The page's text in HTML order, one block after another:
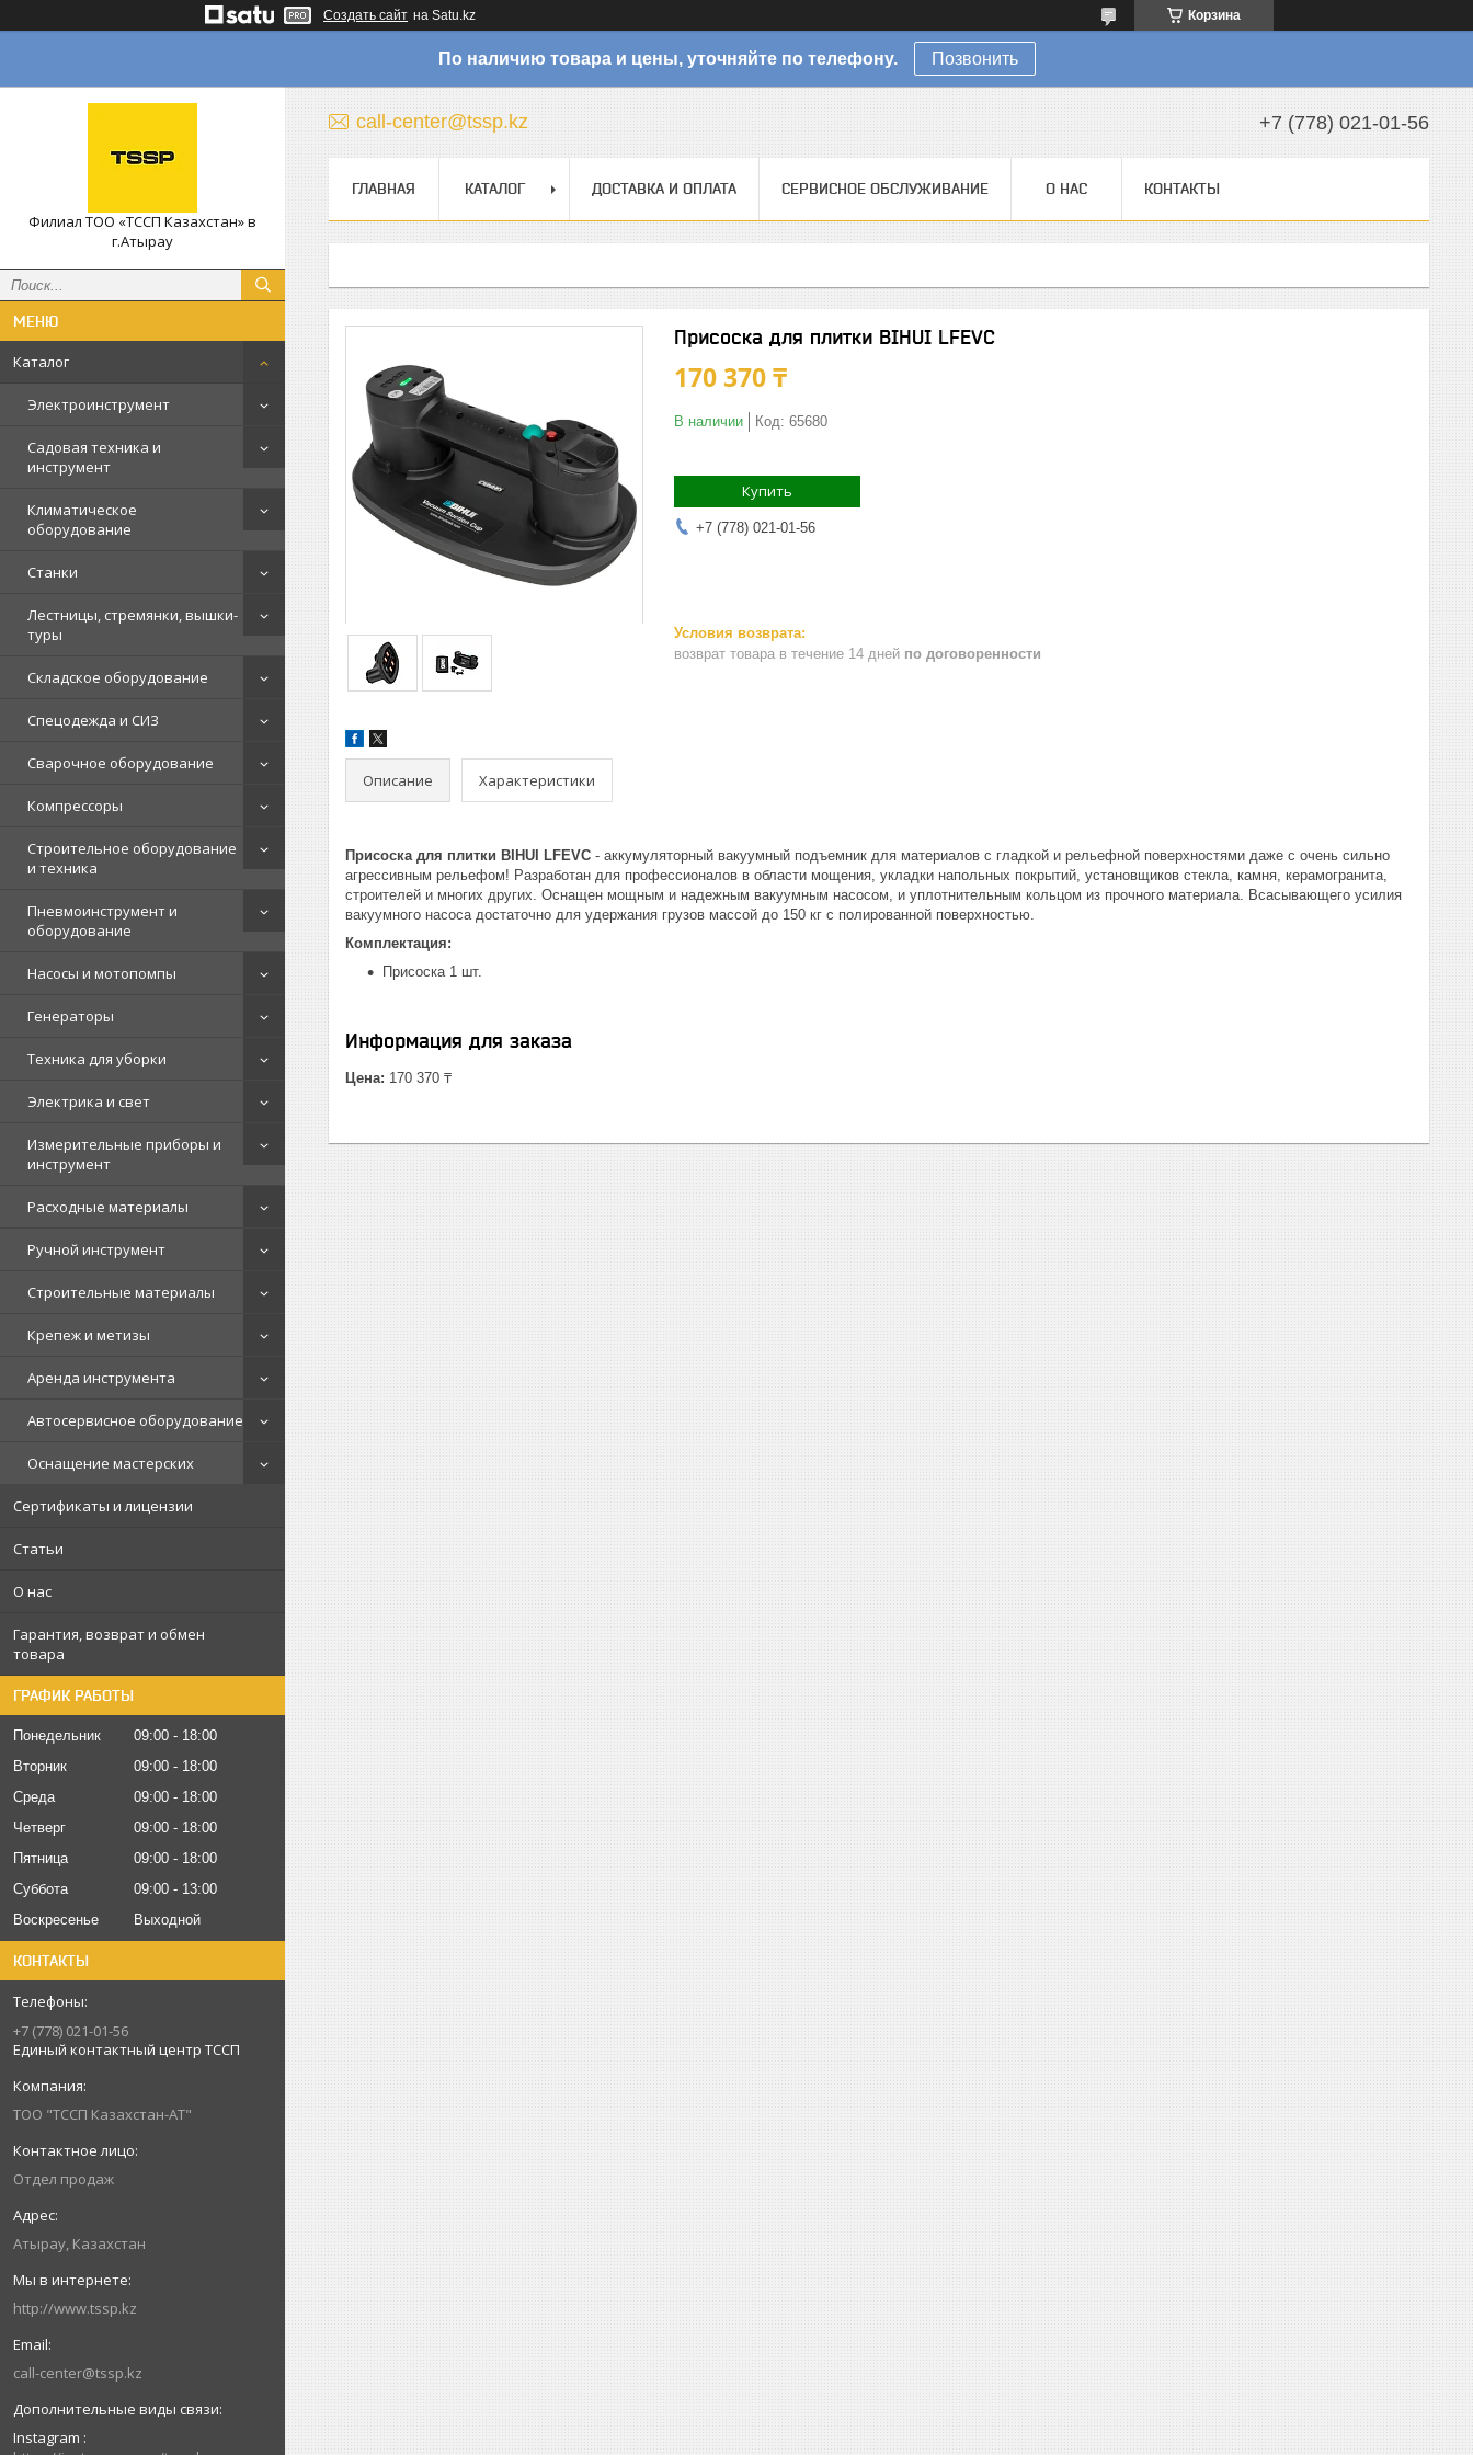
Создать сайт на Satu.kz Корзина
По наличию товара и цены, уточняйте по телефону. Позвонить
Филиал ТОО «ТССП Казахстан» в
г.Атырау
Каталог
Электроинструмент
Садовая техника и
инструмент
Климатическое
оборудование
Станки
Лестницы, стремянки, вышки-
туры
Складское оборудование
Спецодежда и СИЗ
Сварочное оборудование
Компрессоры
Строительное оборудование
и техника
Пневмоинструмент и
оборудование
Насосы и мотопомпы
Генераторы
Техника для уборки
Электрика и свет
Измерительные приборы и
инструмент
Расходные материалы
Ручной инструмент
Строительные материалы
Крепеж и метизы
Аренда инструмента
Автосервисное оборудование
Оснащение мастерских
Сертификаты и лицензии
Статьи
О нас
Гарантия, возврат и обмен
товара
ГРАФИК РАБОТЫ
Понедельник 09:00
18:00
Вторник
09:00
18:00
Среда
09:00
18:00
Четверг
09:00
18:00
Пятница
09:00
18:00
Суббота
09:00
13:00
Воскресенье
Выходной
КОНТАКТЫ
+7 (778) 021-01-56
Единый контактный центр ТССП
ТОО "ТССП Казахстан-АТ"
Отдел продаж
Атырау, Казахстан
http://www.tssp.kz
call-center@tssp.kz
Instagram
call-center@tssp.kz +7 (778) 021-01-56
ГЛАВНАЯ КАТАЛОГ ДОСТАВКА И ОПЛАТА СЕРВИСНОЕ ОБСЛУЖИВАНИЕ О НАС КОНТАКТЫ
Присоска для плитки BIHUI LFEVC
170 370 ₸
В наличии Код: 65680
Купить
+7 (778) 021-01-56
возврат товара в течение 14 дней по договоренности
Описание Характеристики
Присоска для плитки BIHUI LFEVC - аккумуляторный вакуумный подъемник для материалов с гладкой и рельефной поверхностями даже с очень сильно
агрессивным рельефом! Разработан для профессионалов в области мощения, укладки напольных покрытий, установщиков стекла, камня, керамогранита,
строителей и многих других. Оснащен мощным и надежным вакуумным насосом, и уплотнительным кольцом из прочного материала. Всасывающего усилия
вакуумного насоса достаточно для удержания грузов массой до 150 кг с полированной поверхностью.
Комплектация:
Присоска 1 шт.
Информация для заказа
Цена: 170 370 ₸